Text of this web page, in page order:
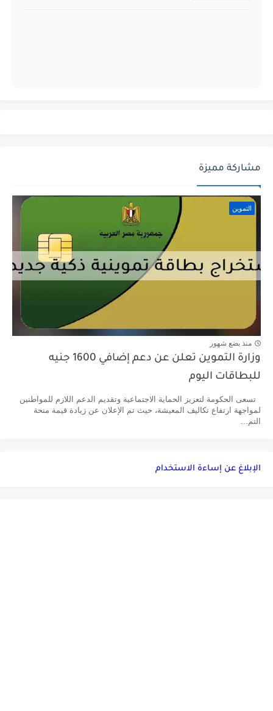
مشاركة مميزة
التموين
منذ بضع شهور
وزارة التموين تعلن عن دعم إضافي 1600 جنيه
للبطاقات اليوم
تسعى الحكومة لتعزيز الحماية الاجتماعية وتقديم الدعم اللازم للمواطنين
لمواجهة ارتفاع تكاليف المعيشة، حيث تم الإعلان عن زيادة قيمة منحة
التم...
الإبلاغ عن إساءة الاستخدام